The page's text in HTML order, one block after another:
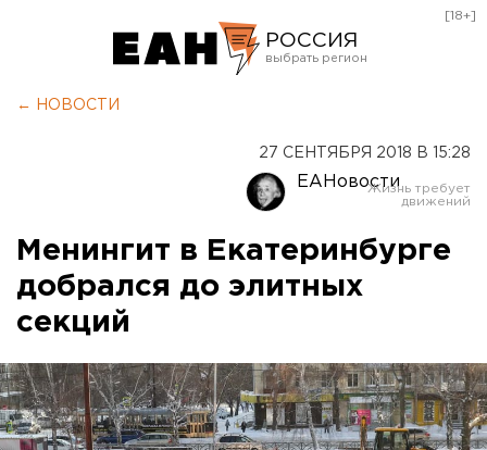
РОССИЯ
Оренбург
[18+]
← НОВОСТИ
27 СЕНТЯБРЯ 2018 В 15:28
ЕАНовости
Менингит в Екатеринбурге
добрался до элитных
секций